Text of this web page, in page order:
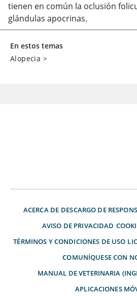
tienen en común la oclusión
glándulas apocrinas.
En estos temas
Alopecia >
ACERCA DE DESCARGO DE
AVISO DE PRIVACIDAD
TÉRMINOS Y CONDICIONES DE USO
COMUNÍQUESE CON
MANUAL DE VETERINARIA
APLICACIONES